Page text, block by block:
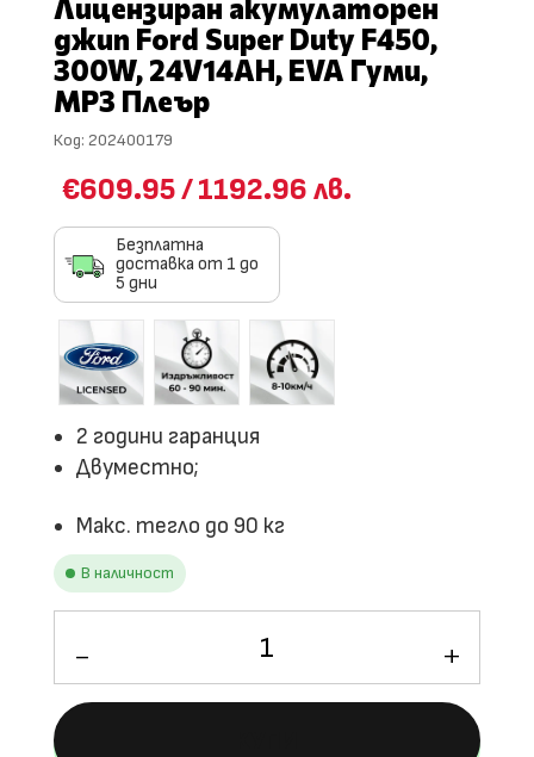
Лицензиран акумулаторен
джип Ford Super Duty F450,
300W, 24V14AH, EVA Гуми,
MP3 Плеър
Код: 202400179
€609.95/1192.96 лв.
Безплатна
доставка от 1 до
5 дни
2 години гаранция
Двуместно;
Макс. тегло до 90 кг
В наличност
Лицензиран
акумулаторен
джип